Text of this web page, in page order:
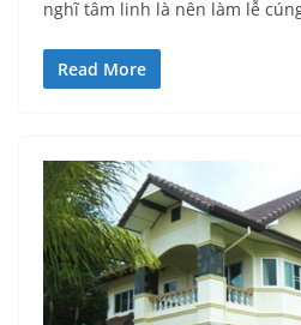
nghĩ tâm linh là nên làm lễ
Read More